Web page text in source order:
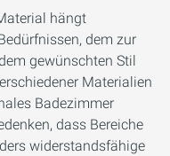
hängt
dem zur
gewünschten Stil
Materialien
Badezimmer
dass Bereiche
widerstandsfähige